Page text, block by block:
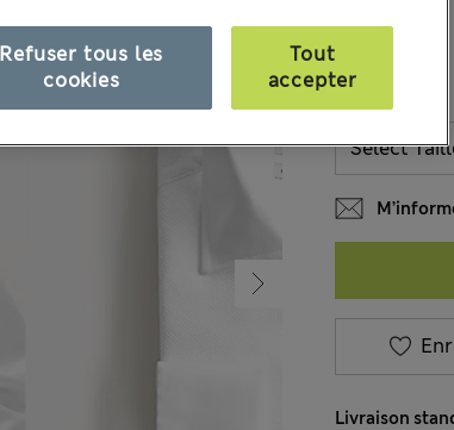
TAILLE
Livraison
Refuser tous les
cookies
Tout
accepter